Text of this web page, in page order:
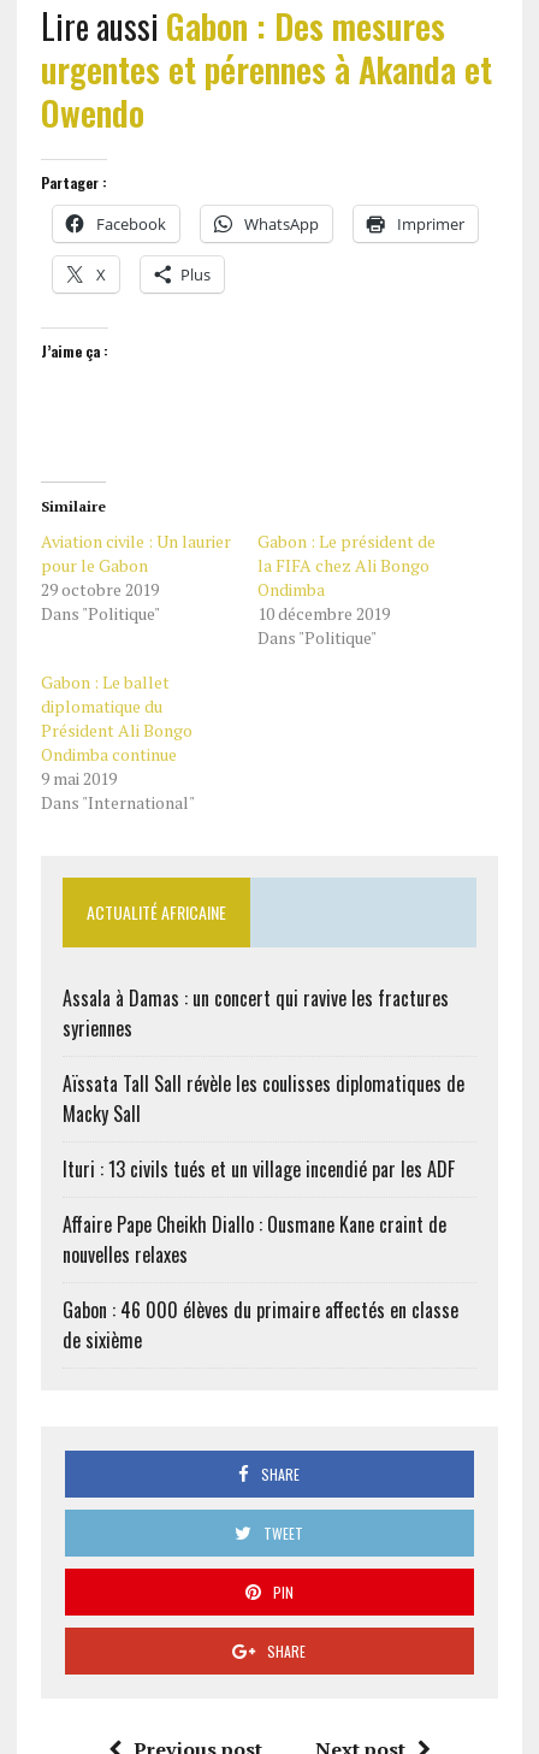
Lire aussi Gabon : Des mesures
urgentes et pérennes à Akanda et
Owendo
Partager :
Facebook WhatsApp Imprimer
X Plus
J’aime ça :
Similaire
Aviation civile : Un laurier
pour le Gabon
29 octobre 2019
Dans "Politique"
Gabon : Le président de
la FIFA chez Ali Bongo
Ondimba
10 décembre 2019
Dans "Politique"
Gabon : Le ballet
diplomatique du
Président Ali Bongo
Ondimba continue
9 mai 2019
Dans "International"
ACTUALITÉ AFRICAINE
Assala à Damas : un concert qui ravive les fractures
syriennes
Aïssata Tall Sall révèle les coulisses diplomatiques de
Macky Sall
Ituri : 13 civils tués et un village incendié par les ADF
Affaire Pape Cheikh Diallo : Ousmane Kane craint de
nouvelles relaxes
Gabon : 46 000 élèves du primaire affectés en classe
de sixième
SHARE
TWEET
PIN
SHARE